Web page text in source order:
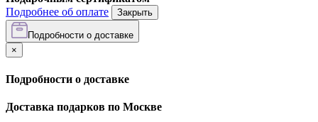
Подробнее об оплате
Закрыть
Подробности о доставке
×
Подробности о доставке
Доставка подарков по Москве